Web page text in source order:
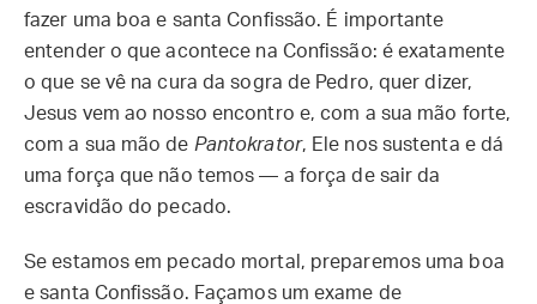
fazer uma boa e santa Confissão. É importante
entender o que acontece na Confissão: é exatamente
o que se vê na cura da sogra de Pedro, quer dizer,
Jesus vem ao nosso encontro e, com a sua mão forte,
com a sua mão de Pantokrator, Ele nos sustenta e dá
uma força que não temos — a força de sair da
escravidão do pecado.
Se estamos em pecado mortal, preparemos uma boa
e santa Confissão. Façamos um exame de